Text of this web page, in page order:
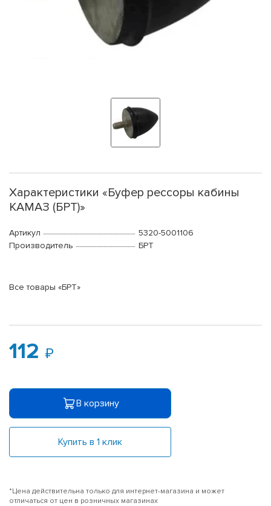
Характеристики «Буфер рессоры кабины
КАМАЗ (БРТ)»
Артикул
5320-5001106
Производитель
БРТ
Все товары «БРТ»
112
В корзину
Купить в 1 клик
*Цена действительна только для интернет-магазина и может
отличаться от цен в розничных магазинах